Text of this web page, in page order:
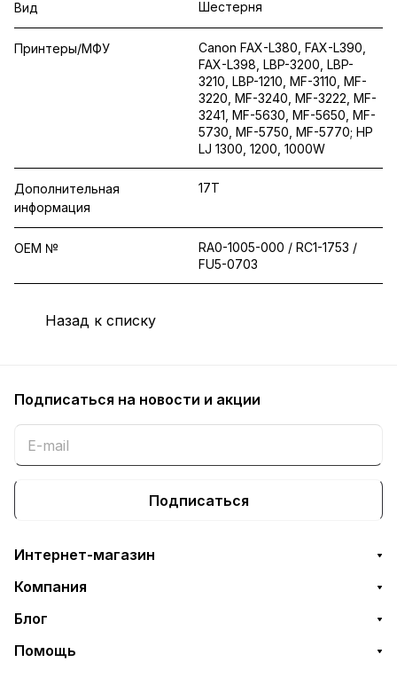
Вид Шестерня
Принтеры/МФУ
Canon FAX-L380, FAX-L390,
FAX-L398, LBP-3200, LBP-
3210, LBP-1210, MF-3110, MF-
3220, MF-3240, MF-3222, MF-
3241, MF-5630, MF-5650, MF-
5730, MF-5750, MF-5770; HP
LJ 1300, 1200, 1000W
Дополнительная
информация
17T
OEM №
RA0-1005-000 / RC1-1753 /
FU5-0703
Назад к списку
Подписаться на новости и акции
Подписаться
Интернет-магазин
Компания
Блог
Помощь